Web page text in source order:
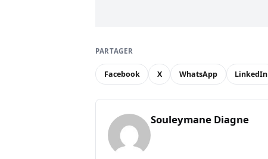
PARTAGER
Facebook X WhatsApp LinkedIn
Souleymane Diagne